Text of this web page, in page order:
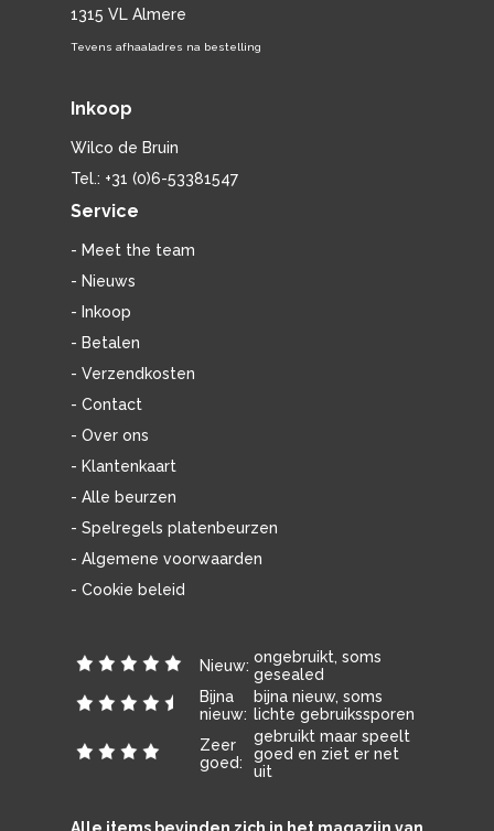
1315 VL Almere
Tevens afhaaladres na bestelling
Inkoop
Wilco de Bruin
Tel.: +31 (0)6-53381547
Service
- Meet the team
- Nieuws
- Inkoop
- Betalen
- Verzendkosten
- Contact
- Over ons
- Klantenkaart
- Alle beurzen
- Spelregels platenbeurzen
- Algemene voorwaarden
- Cookie beleid
Nieuw: ongebruikt, soms
gesealed
Bijna
nieuw:
bijna nieuw, soms
lichte gebruikssporen
Zeer
goed:
gebruikt maar speelt
goed en ziet er net
uit